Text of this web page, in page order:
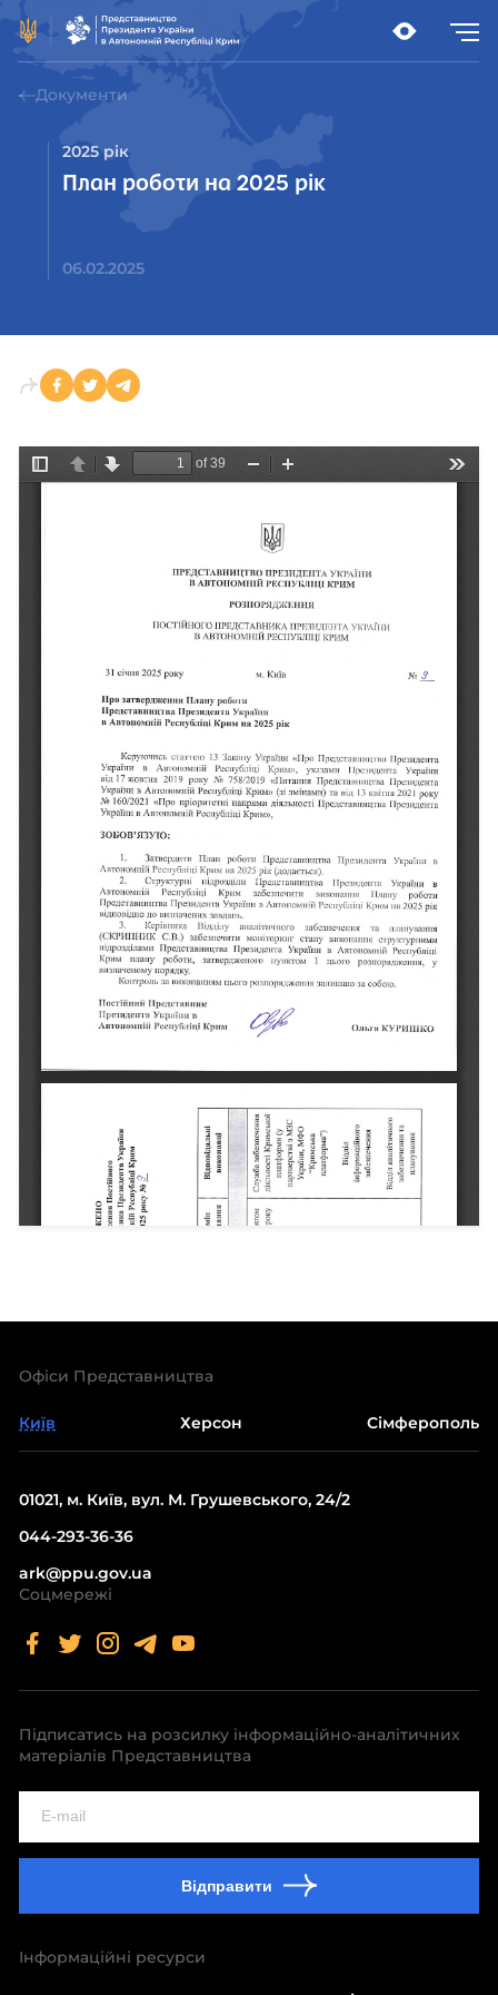
Документи
2025 рік
План роботи на 2025 рік
06.02.2025
Офіси Представництва
Київ Херсон Сімферополь
01021, м. Київ, вул. М. Грушевського, 24/2
044-293-36-36
ark@ppu.gov.ua
Соцмережі
Підписатись на розсилку інформаційно-аналітичних
матеріалів Представництва
Відправити
Інформаційні ресурси